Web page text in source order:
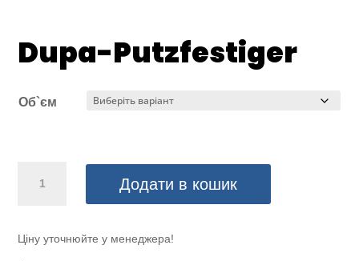
Dupa-Putzfestiger
Об`єм
Putzfestiger
Додати в кошик
Ціну уточнюйте у менеджера!